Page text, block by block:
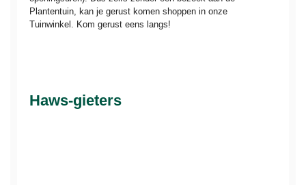
Plantentuin, kan je gerust komen shoppen in onze
Tuinwinkel. Kom gerust eens langs!
Haws-gieters